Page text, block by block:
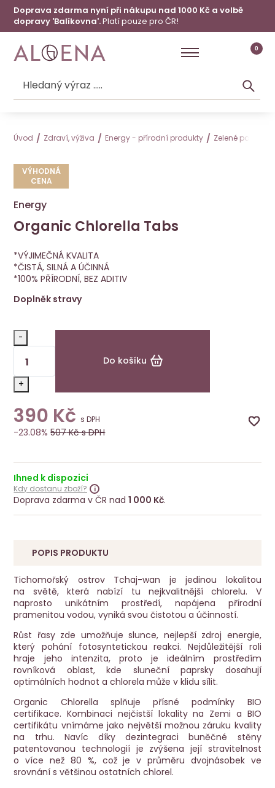
Doprava zdarma nyní při nákupu nad 1000 Kč a volbě
dopravy 'Balíkovna'.Platí pouze pro ČR!
0
Úvod Zdraví, výživa Energy - přírodní produkty Zelené potraviny
VÝHODNÁ
CENA
Energy
Organic Chlorella Tabs
*VÝJIMEČNÁ KVALITA
*ČISTÁ, SILNÁ A ÚČINNÁ
*100% PŘÍRODNÍ, BEZ ADITIV
Doplněk stravy
-
+
Do košíku
390 Kčs DPH
-23.08% 507Kč s DPH
Ihned k dispozici
Kdy dostanu zboží?
Doprava zdarma v ČR nad1 000 Kč.
POPIS PRODUKTU
Tichomořský ostrov Tchaj-wan je jedinou lokalitou
na světě, která nabízí tu nejkvalitnější chlorelu. V
naprosto unikátním prostředí, napájena přírodní
pramenitou vodou, vyniká svou čistotou a účinností.
Růst řasy zde umožňuje slunce, nejlepší zdroj energie,
který pohání fotosyntetickou reakci. Nejdůležitější roli
hraje jeho intenzita, proto je ideálním prostředím
rovníková oblast, kde sluneční paprsky dosahují
optimálních hodnot a chlorela může v klidu sílit.
Organic Chlorella splňuje přísné podmínky BIO
certifikace. Kombinaci nejčistší lokality na Zemi a BIO
certifikátu vnímáme jako největší možnou záruku kvality
na trhu. Navíc díky dezintegraci buněčné stěny
patentovanou technologií je zvýšena její stravitelnost
o více než 80 %, což je v průměru dvojnásobek ve
srovnání s většinou ostatních chlorel.